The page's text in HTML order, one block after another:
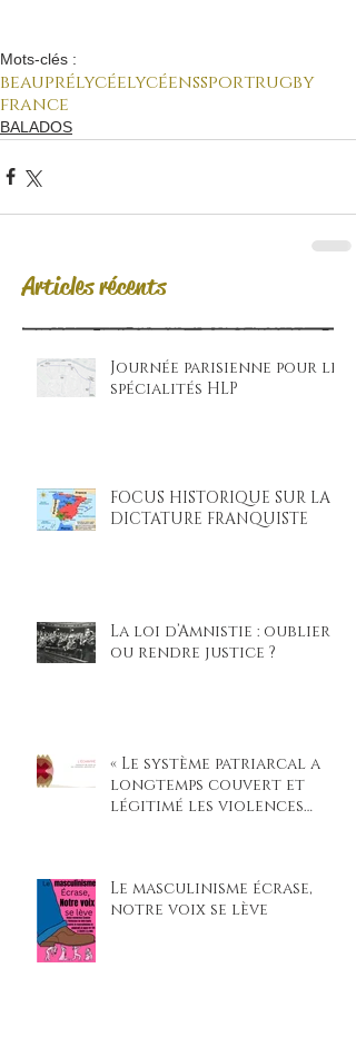
Mots-clés :
beauprélycéelycéenssportrugby
france
BALADOS
Articles récents
Journée parisienne pour les
spécialités HLP
FOCUS HISTORIQUE SUR LA
DICTATURE FRANQUISTE
La loi d’Amnistie : oublier
ou rendre justice ?
« Le système patriarcal a
longtemps couvert et
légitimé les violences
Le masculinisme écrase,
notre voix se lève